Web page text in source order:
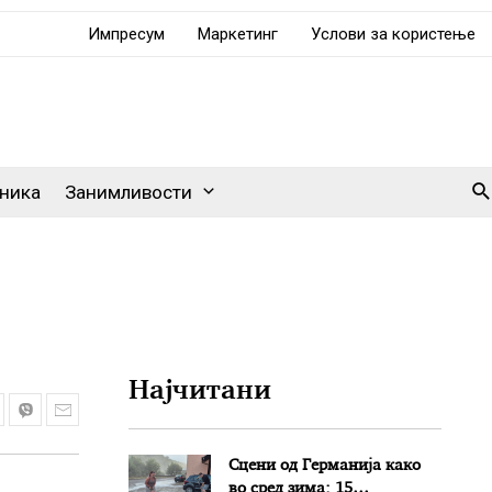
Импресум Маркетинг Услови за користење
Занимливости
Најчитани
Сцени од Германија како
во сред зима: 15